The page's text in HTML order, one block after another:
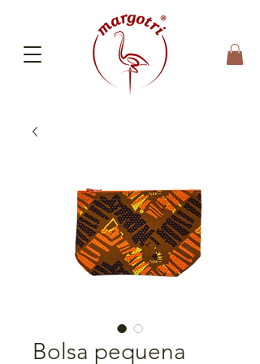
Bolsa pequena